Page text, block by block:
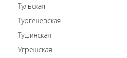
Тульская
Тургеневская
Тушинская
Угрешская